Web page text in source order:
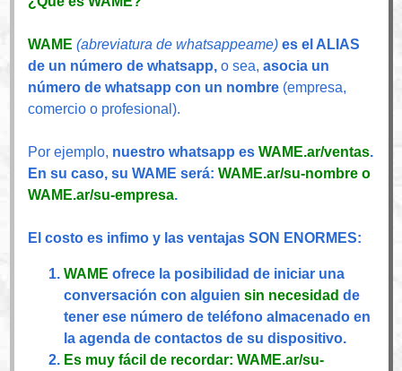
WAME (abreviatura de whatsappeame) es el ALIAS
de un número de whatsapp, o sea, asocia un
número de whatsapp con un nombre(empresa,
comercio o profesional).
Por ejemplo, nuestro whatsapp es WAME.ar/ventas.
En su caso, su WAME será: WAME.ar/su-nombre o
WAME.ar/su-empresa.
El costo es infimo y las ventajas SON ENORMES:
WAME ofrece la posibilidad de iniciar una
conversación con alguien sin necesidad de
tener ese número de teléfono almacenado en
la agenda de contactos de su dispositivo.
Es muy fácil de recordar: WAME.ar/su-